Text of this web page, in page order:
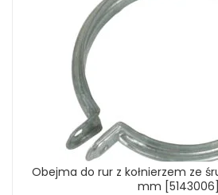
Obejma do rur z kołnierzem ze
mm [5143006]